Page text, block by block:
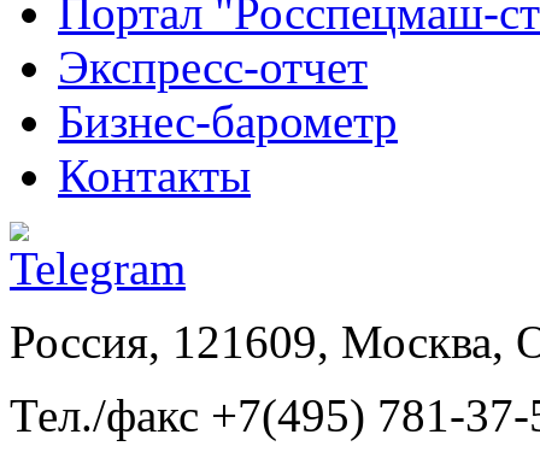
Портал "Росспецмаш-
Экспресс-отчет
Бизнес-барометр
Контакты
Россия, 121609, Москва,
Тел./факс +7(495) 781-37-